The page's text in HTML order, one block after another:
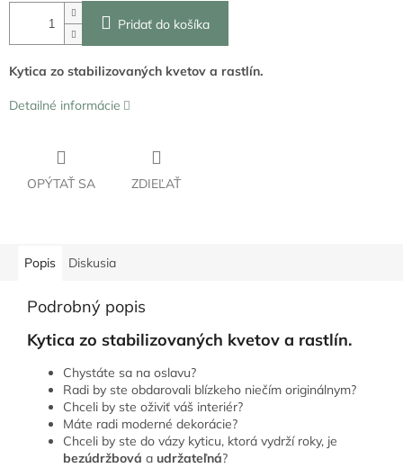
Pridať do košíka
Kytica zo stabilizovaných kvetov a rastlín.
Detailné informácie
OPÝTAŤ SA ZDIEĽAŤ
Popis Diskusia
Podrobný popis
Kytica zo stabilizovaných kvetov a rastlín.
Chystáte sa na oslavu?
Radi by ste obdarovali blízkeho niečím originálnym?
Chceli by ste oživiť váš interiér?
Máte radi moderné dekorácie?
Chceli by ste do vázy kyticu, ktorá vydrží roky, je
bezúdržbová a udržateľná?